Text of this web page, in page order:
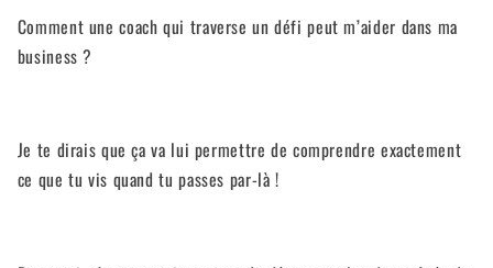
Comment une coach qui traverse un défi peut m’aider dans ma
business ?
Je te dirais que ça va lui permettre de comprendre exactement
ce que tu vis quand tu passes par-là !